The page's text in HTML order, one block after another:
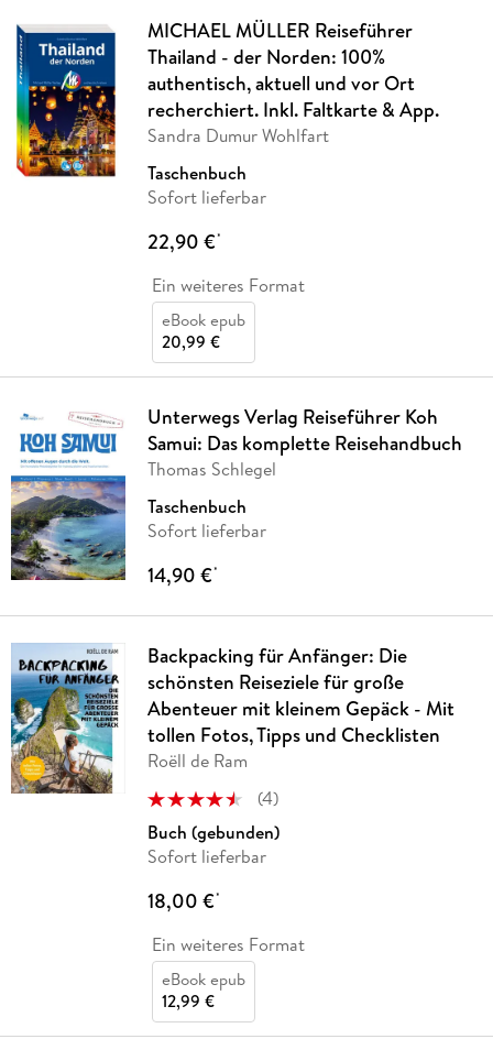
MICHAEL MÜLLER Reiseführer
Thailand - der Norden: 100%
authentisch, aktuell und vor Ort
recherchiert. Inkl. Faltkarte & App.
Sandra Dumur Wohlfart
Taschenbuch
Sofort lieferbar
22,90 €*
Ein weiteres Format
eBook epub
20,99 €
Unterwegs Verlag Reiseführer Koh
Samui: Das komplette Reisehandbuch
Thomas Schlegel
Taschenbuch
Sofort lieferbar
14,90 €*
Backpacking für Anfänger: Die
schönsten Reiseziele für große
Abenteuer mit kleinem Gepäck - Mit
tollen Fotos, Tipps und Checklisten
Roëll de Ram
(4)
Buch (gebunden)
Sofort lieferbar
18,00 €*
Ein weiteres Format
eBook epub
12,99 €